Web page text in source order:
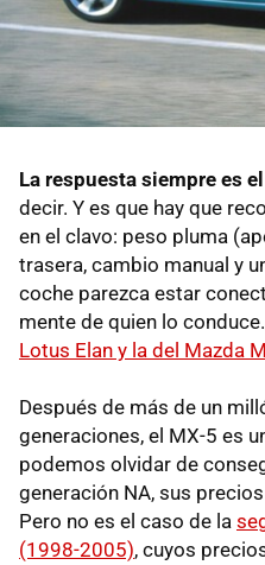
La respuesta siempre es
decir. Y es que hay que
en el clavo: peso pluma
trasera, cambio manual y
coche parezca estar
mente de quien lo
Lotus Elan y la del Mazda
Después de más de un
generaciones, el MX-5 es
podemos olvidar de
generación NA, sus
Pero no es el caso de la
(1998-2005), cuyos